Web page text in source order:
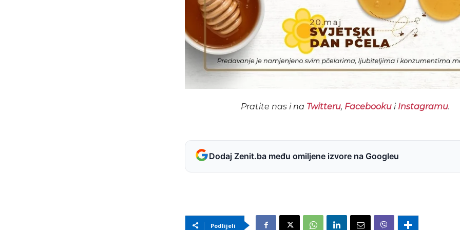
Pratite nas i na Twitteru, Facebookui Instagramu.
Dodaj Zenit.ba među omiljene izvore na Googleu
Podlijeli